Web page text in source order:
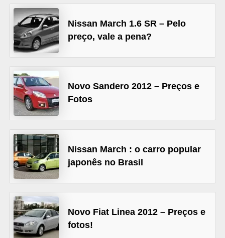
Nissan March 1.6 SR – Pelo
preço, vale a pena?
Novo Sandero 2012 – Preços e
Fotos
Nissan March : o carro popular
japonês no Brasil
Novo Fiat Linea 2012 – Preços e
fotos!
e
v
e
c
u
l
s
B
i
i
c
l